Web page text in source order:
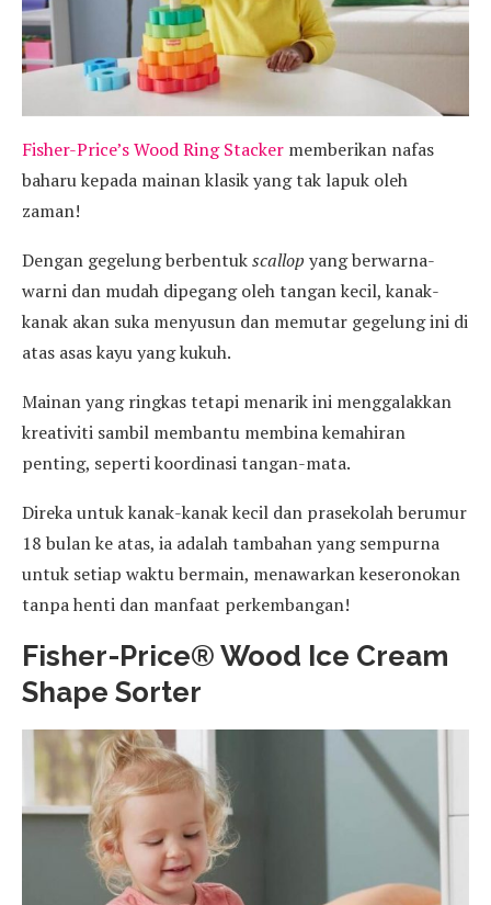
Fisher-Price’s Wood Ring Stacker memberikan nafas
baharu kepada mainan klasik yang tak lapuk oleh
zaman!
Dengan gegelung berbentukscallop yang berwarna-
warni dan mudah dipegang oleh tangan kecil, kanak-
kanak akan suka menyusun dan memutar gegelung ini di
atas asas kayu yang kukuh.
Mainan yang ringkas tetapi menarik ini menggalakkan
kreativiti sambil membantu membina kemahiran
penting, seperti koordinasi tangan-mata.
Direka untuk kanak-kanak kecil dan prasekolah berumur
18 bulan ke atas, ia adalah tambahan yang sempurna
untuk setiap waktu bermain, menawarkan keseronokan
tanpa henti dan manfaat perkembangan!
Fisher-Price® Wood Ice Cream
Shape Sorter